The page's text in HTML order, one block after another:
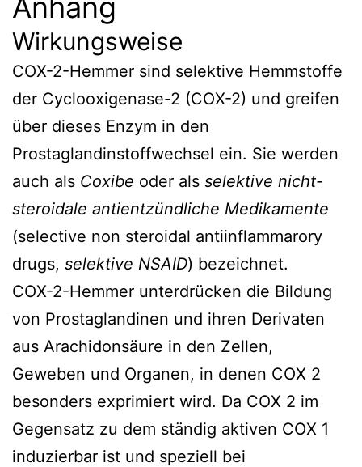
Wirkungsweise
COX-2-Hemmer sind selektive Hemmstoffe
der Cyclooxigenase-2 (COX-2) und greifen
über dieses Enzym in den
Prostaglandinstoffwechsel ein. Sie werden
auch als Coxibe oder als selektive nicht-
steroidale antientzündliche Medikamente
(selective non steroidal antiinflammarory
drugs, selektive NSAID) bezeichnet.
COX-2-Hemmer unterdrücken die Bildung
von Prostaglandinen und ihren Derivaten
aus Arachidonsäure in den Zellen,
Geweben und Organen, in denen COX 2
besonders exprimiert wird. Da COX 2 im
Gegensatz zu dem ständig aktiven COX 1
induzierbar ist und speziell bei